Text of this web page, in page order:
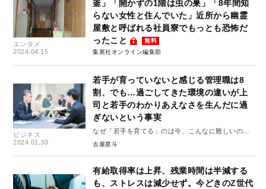
エンタメ
2024.04.15
釜」「開かずの1階は虫の巣」「8年間知
らない女性と住んでいた」近所から幽霊
屋敷と呼ばれる社員寮でもっとも恐怖だ
ったこと
無料
集英社オンライン編集部
ビジネス
2024.01.30
若手が育っていないと感じる管理職は8
割、でも…過ごしてきた環境の違いが上
司と若手のわかりあえなさを生んだに過
ぎないという事実
なぜ「若手を育てる」のは今、こんなに難しいのか
#1
古屋星斗
有給取得率は上昇、残業時間は半減する
も、ストレスは減少せず。今どきのZ世代